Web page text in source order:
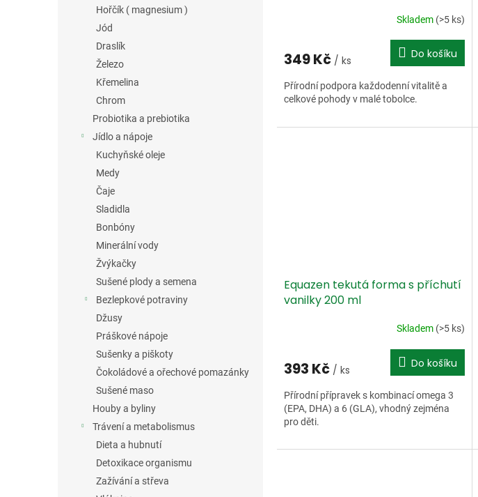
Hořčík ( magnesium )
Jód
Draslík
Železo
Křemelina
Chrom
Probiotika a prebiotika
Jídlo a nápoje
Kuchyňské oleje
Medy
Čaje
Sladidla
Bonbóny
Minerální vody
Žvýkačky
Sušené plody a semena
Bezlepkové potraviny
Džusy
Práškové nápoje
Sušenky a piškoty
Čokoládové a ořechové pomazánky
Sušené maso
Houby a byliny
Trávení a metabolismus
Dieta a hubnutí
Detoxikace organismu
Zažívání a střeva
Skladem (>5 ks)
349 Kč / ks Do košíku
Přírodní podpora každodenní vitalitě a
celkové pohody v malé tobolce.
Equazen tekutá forma s příchutí
vanilky 200 ml
Skladem (>5 ks)
393 Kč / ks Do košíku
Přírodní přípravek s kombinací omega 3
(EPA, DHA) a 6 (GLA), vhodný zejména
pro děti.